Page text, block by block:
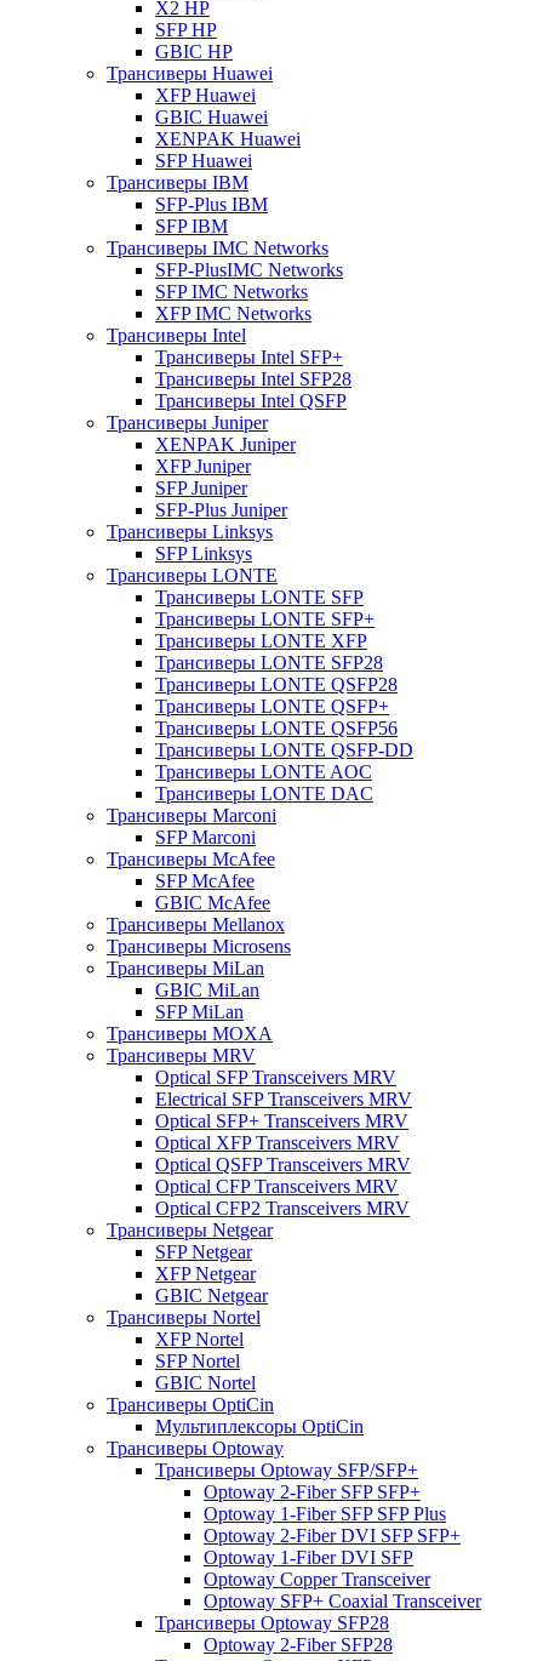
X2 HP
SFP HP
GBIC HP
Трансиверы Huawei
XFP Huawei
GBIC Huawei
XENPAK Huawei
SFP Huawei
Трансиверы IBM
SFP-Plus IBM
SFP IBM
Трансиверы IMC Networks
SFP-PlusIMC Networks
SFP IMC Networks
XFP IMC Networks
Трансиверы Intel
Трансиверы Intel SFP+
Трансиверы Intel SFP28
Трансиверы Intel QSFP
Трансиверы Juniper
XENPAK Juniper
XFP Juniper
SFP Juniper
SFP-Plus Juniper
Трансиверы Linksys
SFP Linksys
Трансиверы LONTE
Трансиверы LONTE SFP
Трансиверы LONTE SFP+
Трансиверы LONTE XFP
Трансиверы LONTE SFP28
Трансиверы LONTE QSFP28
Трансиверы LONTE QSFP+
Трансиверы LONTE QSFP56
Трансиверы LONTE QSFP-DD
Трансиверы LONTE AOC
Трансиверы LONTE DAC
Трансиверы Marconi
SFP Marconi
Трансиверы McAfee
SFP McAfee
GBIC McAfee
Трансиверы Mellanox
Трансиверы Microsens
Трансиверы MiLan
GBIC MiLan
SFP MiLan
Трансиверы MOXA
Трансиверы MRV
Optical SFP Transceivers MRV
Electrical SFP Transceivers MRV
Optical SFP+ Transceivers MRV
Optical XFP Transceivers MRV
Optical QSFP Transceivers MRV
Optical CFP Transceivers MRV
Optical CFP2 Transceivers MRV
Трансиверы Netgear
SFP Netgear
XFP Netgear
GBIC Netgear
Трансиверы Nortel
XFP Nortel
SFP Nortel
GBIC Nortel
Трансиверы OptiCin
Мультиплексоры OptiCin
Трансиверы Optoway
Трансиверы Optoway SFP/SFP+
Optoway 2-Fiber SFP SFP+
Optoway 1-Fiber SFP SFP Plus
Optoway 2-Fiber DVI SFP SFP+
Optoway 1-Fiber DVI SFP
Optoway Copper Transceiver
Optoway SFP+ Coaxial Transceiver
Трансиверы Optoway SFP28
Optoway 2-Fiber SFP28